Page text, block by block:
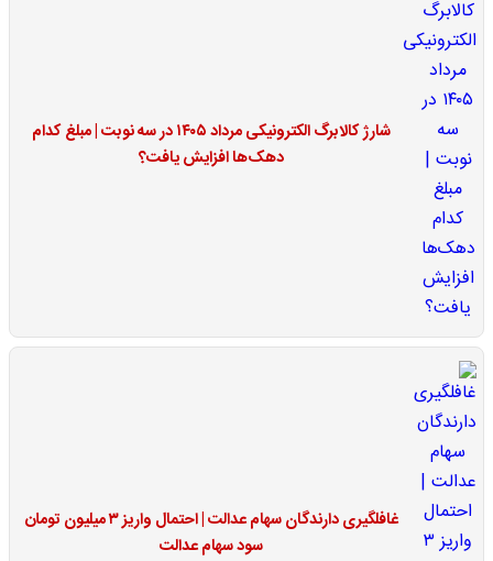
شارژ کالابرگ الکترونیکی مرداد ۱۴۰۵ در سه نوبت | مبلغ کدام
دهک‌ها افزایش یافت؟
غافلگیری دارندگان سهام عدالت | احتمال واریز ۳ میلیون تومان
سود سهام عدالت